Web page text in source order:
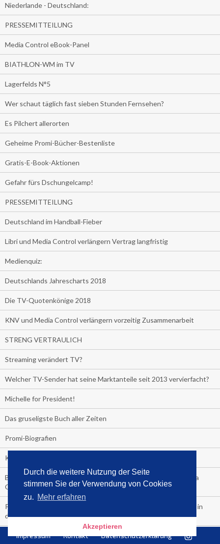
Durch die weitere Nutzung der Seite
stimmen Sie der Verwendung von Cookies
zu. Mehr erfahren
Akzeptieren
Niederlande - Deutschland:
PRESSEMITTEILUNG
Media Control eBook-Panel
BIATHLON-WM im TV
Lagerfelds N°5
Wer schaut täglich fast sieben Stunden Fernsehen?
Es Pilchert allerorten
Geheime Promi-Bücher-Bestenliste
Gratis-E-Book-Aktionen
Gefahr fürs Dschungelcamp!
PRESSEMITTEILUNG
Deutschland im Handball-Fieber
Libri und Media Control verlängern Vertrag langfristig
Medienquiz:
Deutschlands Jahrescharts 2018
Die TV-Quotenkönige 2018
KNV und Media Control verlängern vorzeitig Zusammenarbeit
STRENG VERTRAULICH
Streaming verändert TV?
Welcher TV-Sender hat seine Marktanteile seit 2013 vervierfacht?
Michelle for President!
Das gruseligste Buch aller Zeiten
Promi-Biografien
Kerkeling erhält Spitzenfeder für meistverkauftes Buch
Börsenverein und MVB verlängern vorzeitig Verträge mit Media
Control bis 2024
PocketBook, Ceebo und Umbreit bringen Hörbuch-Downloads in
die Cloud
Bella Bella
Impressum Kontakt Datenschutzerklärung